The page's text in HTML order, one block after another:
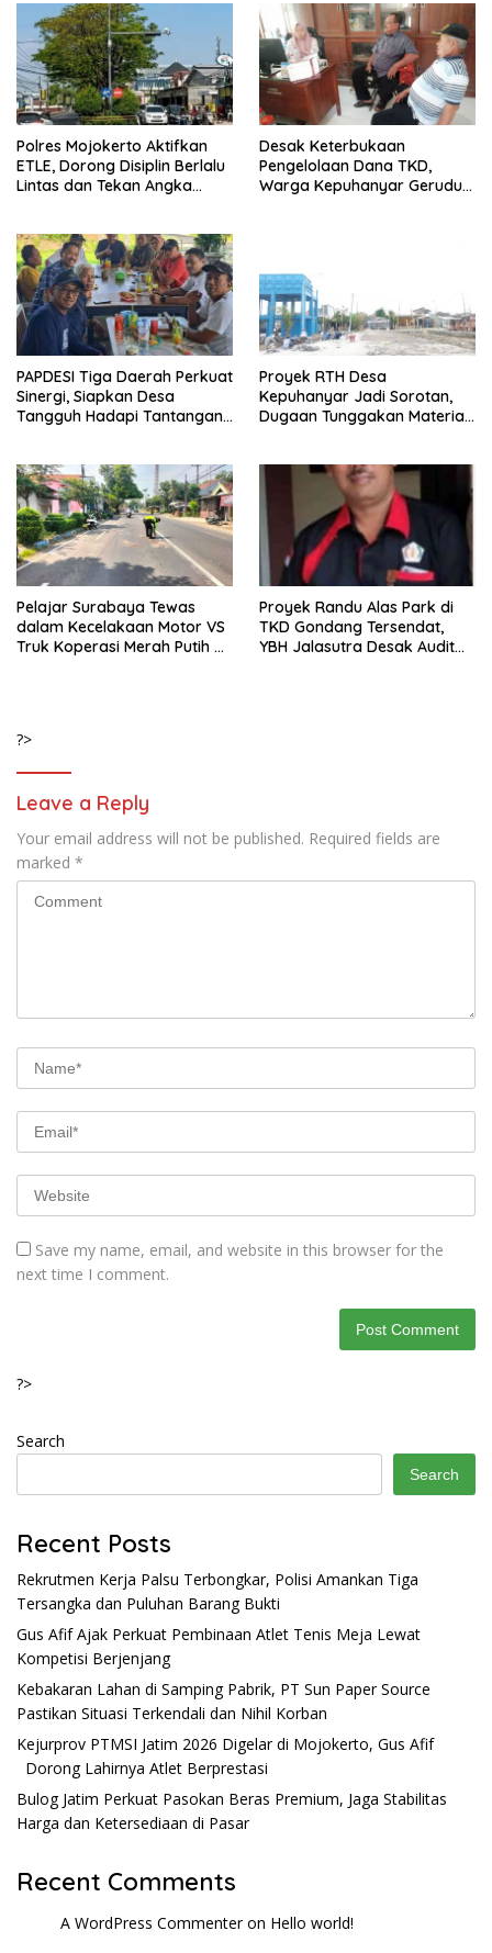
Polres Mojokerto Aktifkan
ETLE, Dorong Disiplin Berlalu
Lintas dan Tekan Angka
Desak Keterbukaan
Pengelolaan Dana TKD,
Warga Kepuhanyar Geruduk
PAPDESI Tiga Daerah Perkuat
Sinergi, Siapkan Desa
Tangguh Hadapi Tantangan
Proyek RTH Desa
Kepuhanyar Jadi Sorotan,
Dugaan Tunggakan Material
Pelajar Surabaya Tewas
dalam Kecelakaan Motor VS
Truk Koperasi Merah Putih di
Proyek Randu Alas Park di
TKD Gondang Tersendat,
YBH Jalasutra Desak Audit
?>
Leave a Reply
Your email address will not be published. Required fields are
marked *
Save my name, email, and website in this browser for the
next time I comment.
?>
Search
Search
Recent Posts
Rekrutmen Kerja Palsu Terbongkar, Polisi Amankan Tiga
Tersangka dan Puluhan Barang Bukti
Gus Afif Ajak Perkuat Pembinaan Atlet Tenis Meja Lewat
Kompetisi Berjenjang
Kebakaran Lahan di Samping Pabrik, PT Sun Paper Source
Pastikan Situasi Terkendali dan Nihil Korban
Kejurprov PTMSI Jatim 2026 Digelar di Mojokerto, Gus Afif
Dorong Lahirnya Atlet Berprestasi
Bulog Jatim Perkuat Pasokan Beras Premium, Jaga Stabilitas
Harga dan Ketersediaan di Pasar
Recent Comments
A WordPress Commenteron Hello world!